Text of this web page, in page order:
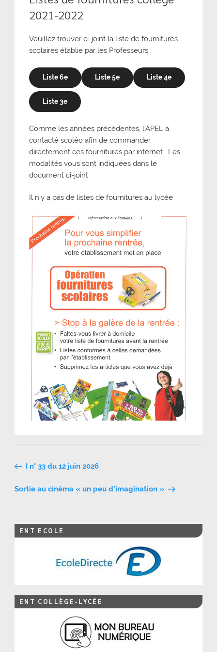
2021-2022
Veuillez trouver ci-joint la liste de fournitures
scolaires établie par les Professeurs :
Liste 6e Liste 5e Liste 4e
Liste 3e
Comme les années précédentes, l’APEL a
contacté scoléo afin de commander
directement ces fournitures par internet. Les
modalités vous sont indiquées dans le
document ci-joint
Il n’y a pas de listes de fournitures au lycée
Navigation
de
I n° 33 du 12 juin 2026
Sortie au cinéma « un peu d’imagination »
ENT ECOLE
ENT COLLÈGE-LYCÉE